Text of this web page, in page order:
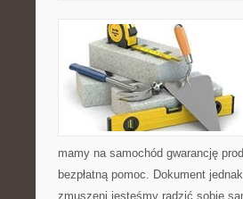
mamy na samochód gwarancję
bezpłatną pomoc. Dokument
zmuszeni jesteśmy radzić sobie